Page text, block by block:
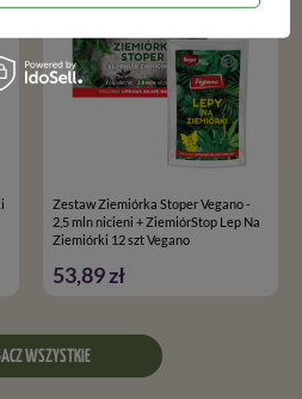
Zestaw Ziemiórka Stoper Vegano -
2,5 mln nicieni + ZiemiórStop Lep Na
Ziemiórki 12 szt Vegano
53,89 zł
WSZYSTKIE